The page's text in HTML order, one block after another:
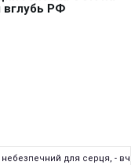
для серця, -